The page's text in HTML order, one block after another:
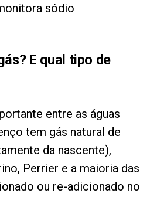
sódio
E qual tipo de
entre as águas
tem gás natural de
da nascente),
Perrier e a maioria das
ou re-adicionado no